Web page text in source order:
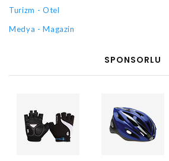
Turizm - Otel
Medya - Magazin
SPONSORLU